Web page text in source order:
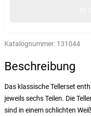
Katalognummer: 131044
Beschreibung
Das klassische Tellerset
jeweils sechs Teilen. Die
sind in einem schlichten